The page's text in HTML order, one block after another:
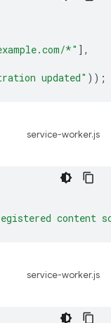
*" ],
updated" ));
service-worker.js
content
service-worker.js